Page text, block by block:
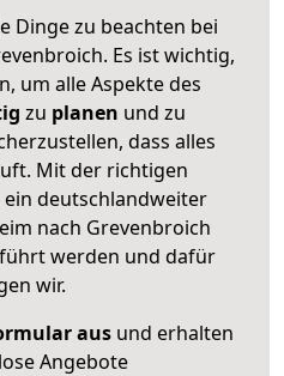
Dinge zu beachten bei
Es ist wichtig,
um alle Aspekte des
zu planen und zu
dass alles
Mit der richtigen
deutschlandweiter
nach Grevenbroich
werden und dafür
wir.
ausund erhalten
Angebote